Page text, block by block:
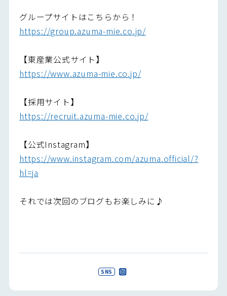
グループサイトはこちらから！
https://group.azuma-mie.co.jp/
【東産業公式サイト】
https://www.azuma-mie.co.jp/
【採用サイト】
https://recruit.azuma-mie.co.jp/
【公式Instagram】
https://www.instagram.com/azuma.official/?
hl=ja
それでは次回のブログもお楽しみに♪
SNS